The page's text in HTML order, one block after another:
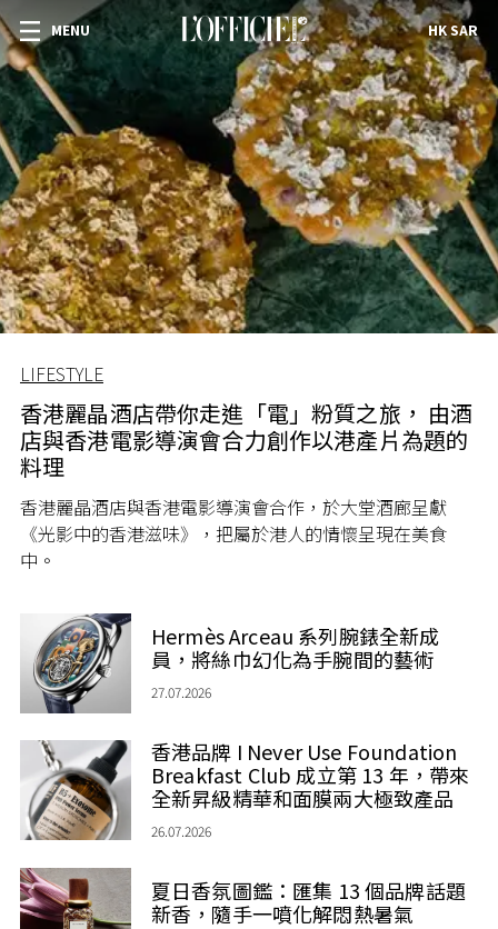
MENU HK SAR
LIFESTYLE
香港麗晶酒店帶你走進「電」粉質之旅， 由酒
店與香港電影導演會合力創作以港產片為題的
料理
香港麗晶酒店與香港電影導演會合作，於大堂酒廊呈獻
《光影中的香港滋味》，把屬於港人的情懷呈現在美食
中。
Hermès Arceau 系列腕錶全新成
員，將絲巾幻化為手腕間的藝術
27.07.2026
香港品牌 I Never Use Foundation
Breakfast Club 成立第 13 年，帶來
全新昇級精華和面膜兩大極致產品
26.07.2026
夏日香氛圖鑑：匯集 13 個品牌話題
新香，隨手一噴化解悶熱暑氣